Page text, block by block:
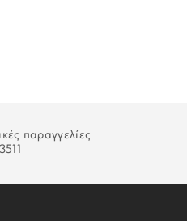
για παραγγελίες
παραγγελίες